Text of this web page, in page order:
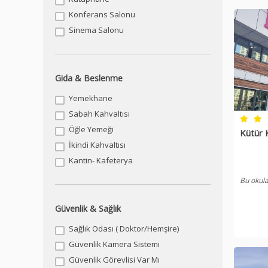
Konferans Salonu
Sinema Salonu
Gida & Beslenme
Yemekhane
Sabah Kahvaltısı
Öğle Yemeği
İkindi Kahvaltısı
Kantin- Kafeterya
Güvenlik & Sağlık
Sağlık Odası ( Doktor/Hemşire)
Güvenlik Kamera Sistemi
Güvenlik Görevlisi Var Mı
Kütür
Bu